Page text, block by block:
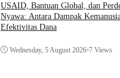
USAID, Bantuan Global, dan
Nyawa: Antara Dampak
Efektivitas Dana
Wednesday, 5 August 2026•7 Views